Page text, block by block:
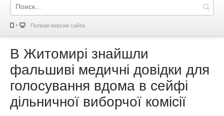
Полная версия сайта
В Житомирі знайшли
фальшиві медичні довідки для
голосування вдома в сейфі
дільничної виборчої комісії